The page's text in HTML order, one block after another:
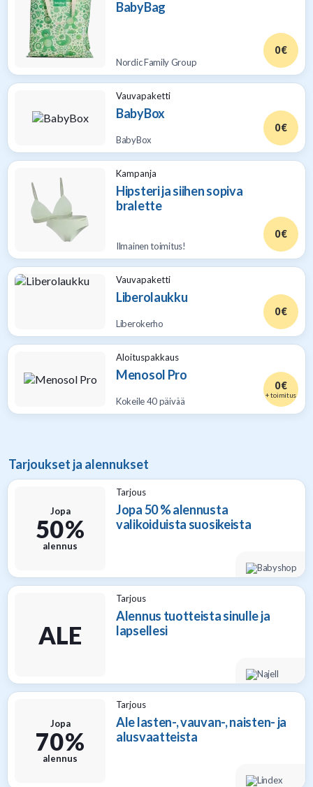
BabyBag
Nordic Family Group
0 €
Vauvapaketti
BabyBox
BabyBox
0 €
Kampanja
Hipsteri ja siihen sopiva
bralette
Ilmainen toimitus!
0 €
Vauvapaketti
Liberolaukku
Liberokerho
0 €
Aloituspakkaus
Menosol Pro
Kokeile 40 päivää
0 €
+ toimitus
Tarjoukset ja alennukset
Jopa
50 %
alennus
Tarjous
Jopa 50 % alennusta
valikoiduista suosikeista
ALE
Tarjous
Alennus tuotteista sinulle ja
lapsellesi
Jopa
70 %
alennus
Tarjous
Ale lasten-, vauvan-, naisten- ja
alusvaatteista